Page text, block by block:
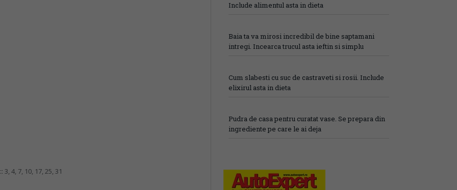
3, 4, 7, 10, 17, 25, 31
Include alimentul asta in dieta
Baia ta va mirosi incredibil de bine saptamani
intregi. Incearca trucul asta ieftin si simplu
Cum slabesti cu suc de castraveti si rosii. Include
elixirul asta in dieta
Pudra de casa pentru curatat vase. Se prepara din
ingrediente pe care le ai deja